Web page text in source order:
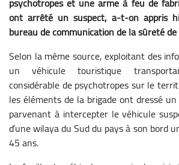
ont arrêté un suspect, a-t-on appris
bureau de communication de la sûreté
Selon la même source, exploitant des
un véhicule touristique
considérable de psychotropes sur le
les éléments de la brigade ont dressé
parvenant à intercepter le véhicule
d’une wilaya du Sud du pays à son bord
45 ans.